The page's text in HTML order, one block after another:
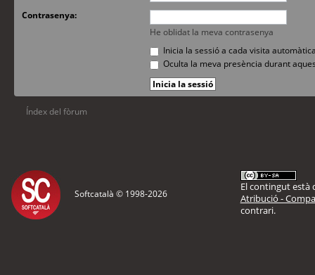
Contrasenya:
He oblidat la meva contrasenya
Inicia la sessió a cada visita
Oculta la meva presència durant
Índex del fòrum
Softcatalà © 1998-2026
El contingut està
Atribució -
contrari.